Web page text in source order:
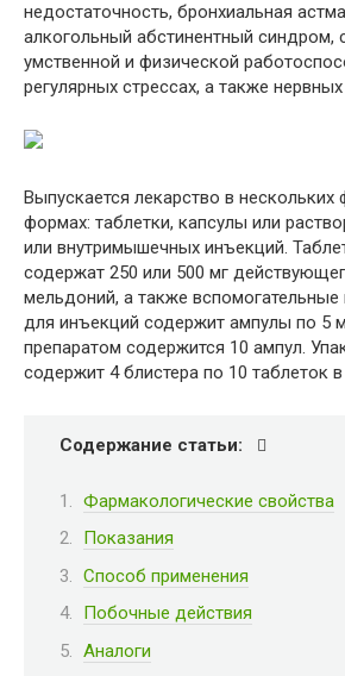
недостаточность, бронхиальная
алкогольный абстинентный синдром,
умственной и физической
регулярных стрессах, а также
Выпускается лекарство в
формах: таблетки, капсулы или
или внутримышечных инъекций.
содержат 250 или 500 мг
мельдоний, а также вспомогательные
для инъекций содержит ампулы по 5
препаратом содержится 10 ампул.
содержит 4 блистера по 10 таблеток
Содержание статьи:
Фармакологические свойства
Показания
Способ применения
Побочные действия
Аналоги